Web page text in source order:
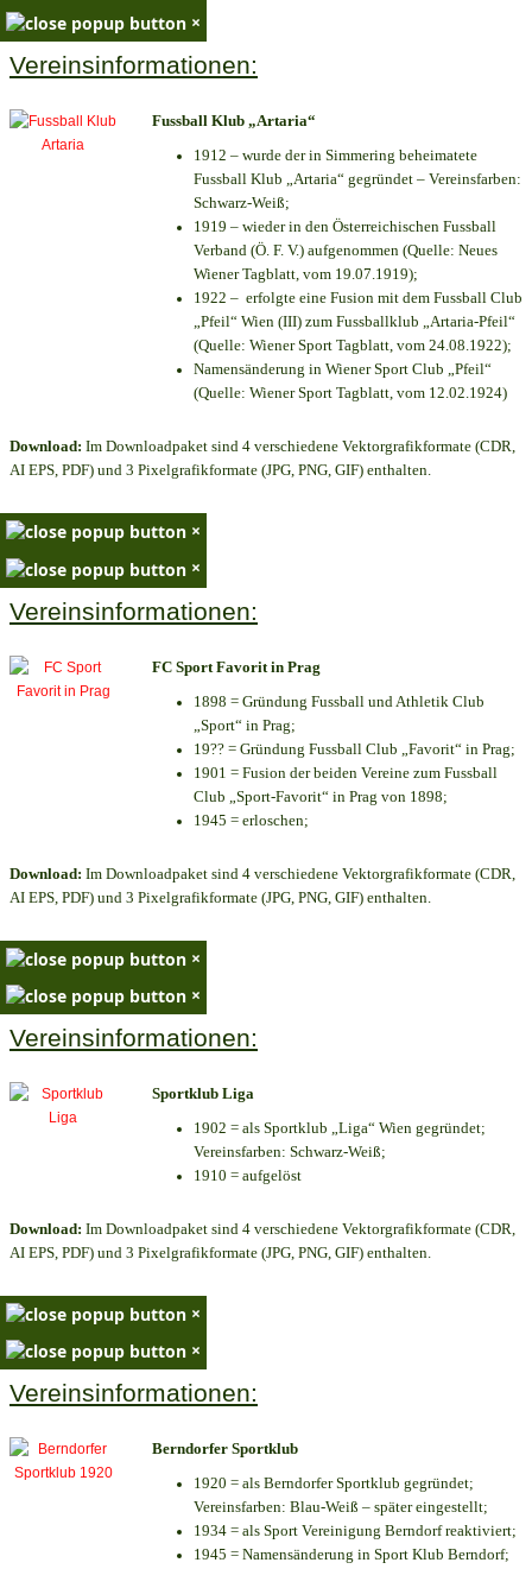
×
Vereinsinformationen:
Fussball Klub „Artaria“
1912 – wurde der in Simmering beheimatete
Fussball Klub „Artaria“ gegründet – Vereinsfarben:
Schwarz-Weiß;
1919 – wieder in den Österreichischen Fussball
Verband (Ö. F. V.) aufgenommen (Quelle: Neues
Wiener Tagblatt, vom 19.07.1919);
1922 – erfolgte eine Fusion mit dem Fussball Club
„Pfeil“ Wien (III) zum Fussballklub „Artaria-Pfeil“
(Quelle: Wiener Sport Tagblatt, vom 24.08.1922);
Namensänderung in Wiener Sport Club „Pfeil“
(Quelle: Wiener Sport Tagblatt, vom 12.02.1924)
Download: Im Downloadpaket sind 4 verschiedene Vektorgrafikformate (CDR,
AI EPS, PDF) und 3 Pixelgrafikformate (JPG, PNG, GIF) enthalten.
×
×
Vereinsinformationen:
FC Sport Favorit in Prag
1898 = Gründung Fussball und Athletik Club
„Sport“ in Prag;
19?? = Gründung Fussball Club „Favorit“ in Prag;
1901 = Fusion der beiden Vereine zum Fussball
Club „Sport-Favorit“ in Prag von 1898;
1945 = erloschen;
Download: Im Downloadpaket sind 4 verschiedene Vektorgrafikformate (CDR,
AI EPS, PDF) und 3 Pixelgrafikformate (JPG, PNG, GIF) enthalten.
×
×
Vereinsinformationen:
Sportklub Liga
1902 = als Sportklub „Liga“ Wien gegründet;
Vereinsfarben: Schwarz-Weiß;
1910 = aufgelöst
Download: Im Downloadpaket sind 4 verschiedene Vektorgrafikformate (CDR,
AI EPS, PDF) und 3 Pixelgrafikformate (JPG, PNG, GIF) enthalten.
×
×
Vereinsinformationen:
Berndorfer Sportklub
1920 = als Berndorfer Sportklub gegründet;
Vereinsfarben: Blau-Weiß – später eingestellt;
1934 = als Sport Vereinigung Berndorf reaktiviert;
1945 = Namensänderung in Sport Klub Berndorf;